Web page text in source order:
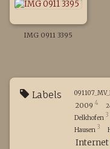
IMG 0911 3395
Labels
2009 4
Delkhofen 3
Hausen 3
Internet